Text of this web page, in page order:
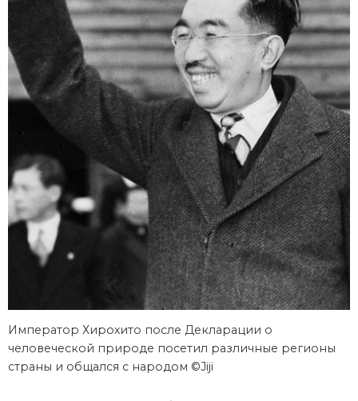
Император Хирохито после Декларации о
человеческой природе посетил различные регионы
страны и общался с народом ©Jiji